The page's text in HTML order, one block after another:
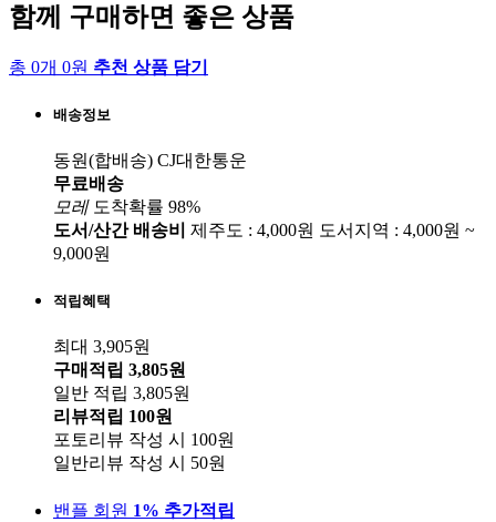
함께 구매하면 좋은 상품
총 0개 0원 추천 상품 담기
배송정보
동원(합배송) CJ대한통운
무료배송
모레도착확률 98%
도서/산간 배송비 제주도 : 4,000원 도서지역 : 4,000원 ~
9,000원
적립혜택
최대 3,905원
구매적립 3,805원
일반 적립 3,805원
리뷰적립 100원
포토리뷰 작성 시
100원
일반리뷰 작성 시
50원
밴플 회원 1% 추가적립